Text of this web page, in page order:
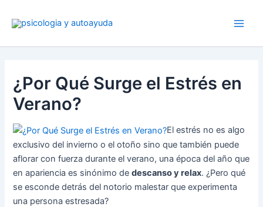
¿Por Qué Surge el Estrés en
Verano?
El estrés no es algo
exclusivo del invierno o el otoño sino que también puede
aflorar con fuerza durante el verano, una época del año que
en apariencia es sinónimo dedescanso y relax. ¿Pero qué
se esconde detrás del notorio malestar que experimenta
una persona estresada?